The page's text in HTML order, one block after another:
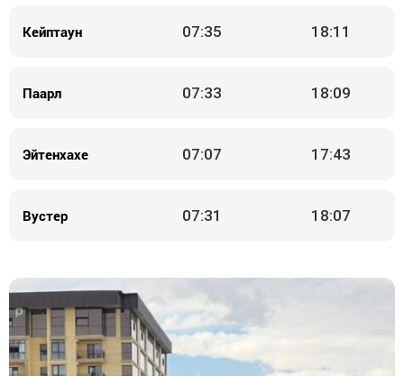
Кейптаун 07:35 18:11
Паарл 07:33 18:09
Эйтенхахе 07:07 17:43
Вустер 07:31 18:07